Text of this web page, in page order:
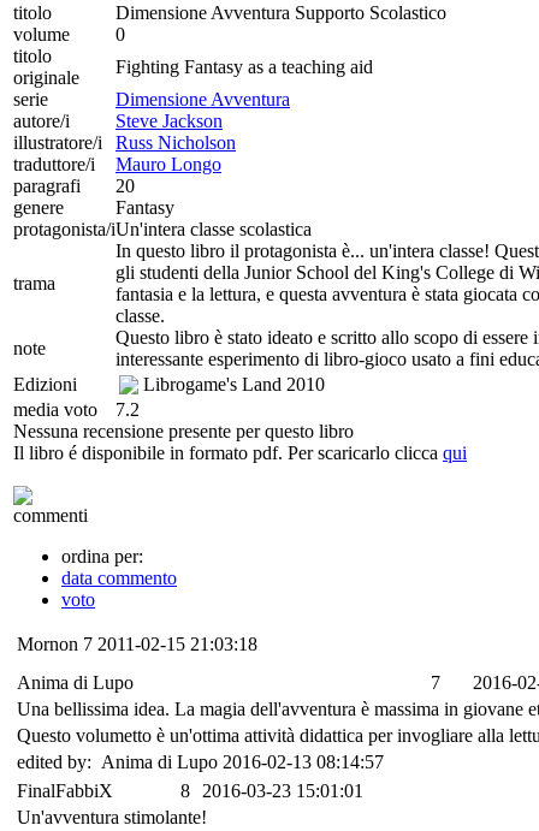
titolo
Dimensione Avventura Supporto Scolastico
volume
0
titolo
originale
Fighting Fantasy as a teaching aid
serie
Dimensione Avventura
autore/i
Steve Jackson
illustratore/i
Russ Nicholson
traduttore/i
Mauro Longo
paragrafi
20
genere
Fantasy
protagonista/iUn'intera classe scolastica
trama
In questo libro il protagonista è... un'intera classe!
gli studenti della Junior School del King's College di
fantasia e la lettura, e questa avventura è stata giocata
classe.
note
Questo libro è stato ideato e scritto allo scopo di
interessante esperimento di libro-gioco usato a fini
Edizioni
Librogame's Land 2010
media voto
7.2
Nessuna recensione presente per questo libro
Il libro é disponibile in formato pdf. Per scaricarlo clicca qui
commenti
ordina per:
data commento
voto
Mornon 7 2011-02-15 21:03:18
Anima di Lupo
7
2016-
Una bellissima idea. La magia dell'avventura è massima in giovane
Questo volumetto è un'ottima attività didattica per invogliare alla
edited by: Anima di Lupo 2016-02-13 08:14:57
FinalFabbiX
8
2016-03-23 15:01:01
Un'avventura stimolante!